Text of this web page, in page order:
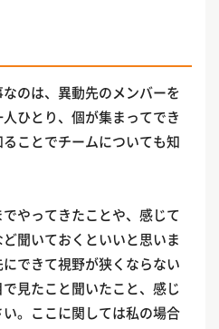
のは、異動先のメンバーを
ひとり、個が集まってでき
ことでチームについても知
やってきたことや、感じて
聞いておくといいと思いま
できて視野が狭くならない
見たこと聞いたこと、感じ
。ここに関しては私の場合